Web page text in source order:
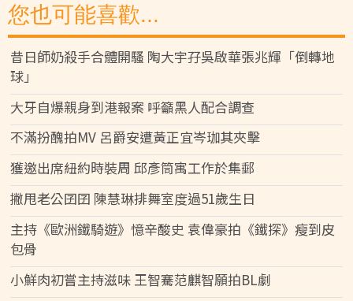
您也可能喜歡...
昔日師奶殺手合體開騷 陶大宇孖吳啟華張兆輝「倒轉地
球」
大牙自爆親身到港報案 呼籲黑人配合調查
不滿扮醜拍MV 呂爵安遭黃正宜岑珈其夾擊
獲邀出席紐約時裝周 邱彥筒寓工作於集郵
撇甩老公囝囝 陳慧琳排舞室度過51歲生日
主持《歐洲鐵騎遊》憶辛酸史 袁偉豪拍《鐵探》瘦到皮
包骨
小鮮肉初嘗主持滋味 王智騫范麒智願拍BL劇